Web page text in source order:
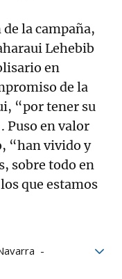
la campaña,
Lehebib
en
de la
“por tener su
Puso en valor
“han vivido y
sobre todo en
que estamos